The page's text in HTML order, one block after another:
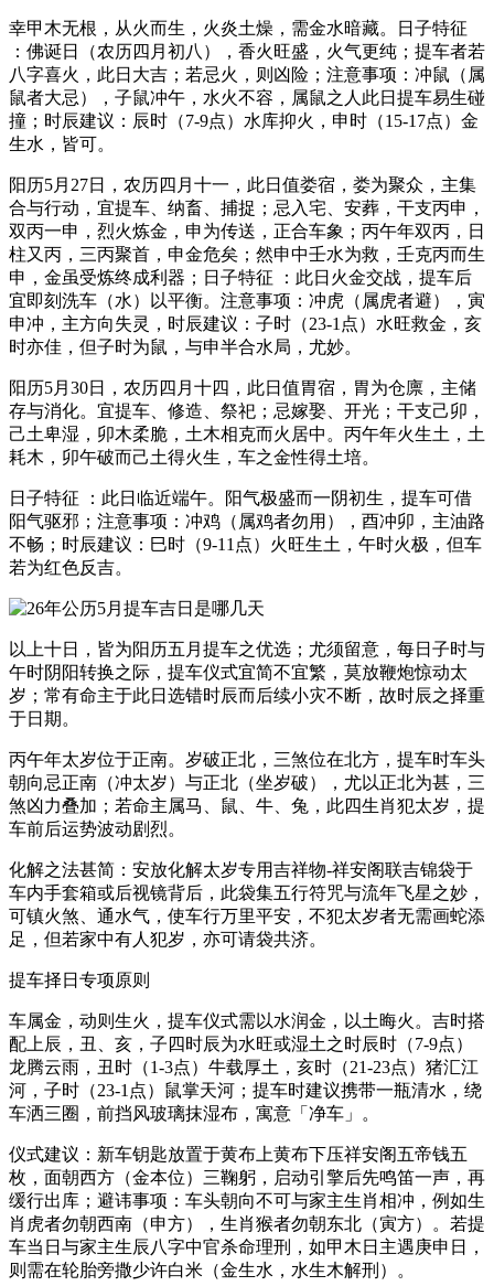
幸甲木无根，从火而生，火炎土燥，需金水暗藏。日子特征
：佛诞日（农历四月初八），香火旺盛，火气更纯；提车者若
八字喜火，此日大吉；若忌火，则凶险；注意事项：冲鼠（属
鼠者大忌），子鼠冲午，水火不容，属鼠之人此日提车易生碰
撞；时辰建议：辰时（7-9点）水库抑火，申时（15-17点）金
生水，皆可。
阳历5月27日，农历四月十一，此日值娄宿，娄为聚众，主集
合与行动，宜提车、纳畜、捕捉；忌入宅、安葬，干支丙申，
双丙一申，烈火炼金，申为传送，正合车象；丙午年双丙，日
柱又丙，三丙聚首，申金危矣；然申中壬水为救，壬克丙而生
申，金虽受炼终成利器；日子特征 ：此日火金交战，提车后
宜即刻洗车（水）以平衡。注意事项：冲虎（属虎者避），寅
申冲，主方向失灵，时辰建议：子时（23-1点）水旺救金，亥
时亦佳，但子时为鼠，与申半合水局，尤妙。
阳历5月30日，农历四月十四，此日值胃宿，胃为仓廪，主储
存与消化。宜提车、修造、祭祀；忌嫁娶、开光；干支己卯，
己土卑湿，卯木柔脆，土木相克而火居中。丙午年火生土，土
耗木，卯午破而己土得火生，车之金性得土培。
日子特征 ：此日临近端午。阳气极盛而一阴初生，提车可借
阳气驱邪；注意事项：冲鸡（属鸡者勿用），酉冲卯，主油路
不畅；时辰建议：巳时（9-11点）火旺生土，午时火极，但车
若为红色反吉。
以上十日，皆为阳历五月提车之优选；尤须留意，每日子时与
午时阴阳转换之际，提车仪式宜简不宜繁，莫放鞭炮惊动太
岁；常有命主于此日选错时辰而后续小灾不断，故时辰之择重
于日期。
丙午年太岁位于正南。岁破正北，三煞位在北方，提车时车头
朝向忌正南（冲太岁）与正北（坐岁破），尤以正北为甚，三
煞凶力叠加；若命主属马、鼠、牛、兔，此四生肖犯太岁，提
车前后运势波动剧烈。
化解之法甚简：安放化解太岁专用吉祥物-祥安阁联吉锦袋于
车内手套箱或后视镜背后，此袋集五行符咒与流年飞星之妙，
可镇火煞、通水气，使车行万里平安，不犯太岁者无需画蛇添
足，但若家中有人犯岁，亦可请袋共济。
提车择日专项原则
车属金，动则生火，提车仪式需以水润金，以土晦火。吉时搭
配上辰，丑、亥，子四时辰为水旺或湿土之时辰时（7-9点）
龙腾云雨，丑时（1-3点）牛载厚土，亥时（21-23点）猪汇江
河，子时（23-1点）鼠掌天河；提车时建议携带一瓶清水，绕
车洒三圈，前挡风玻璃抹湿布，寓意「净车」。
仪式建议：新车钥匙放置于黄布上黄布下压祥安阁五帝钱五
枚，面朝西方（金本位）三鞠躬，启动引擎后先鸣笛一声，再
缓行出库；避讳事项：车头朝向不可与家主生肖相冲，例如生
肖虎者勿朝西南（申方），生肖猴者勿朝东北（寅方）。若提
车当日与家主生辰八字中官杀命理刑，如甲木日主遇庚申日，
则需在轮胎旁撒少许白米（金生水，水生木解刑）。